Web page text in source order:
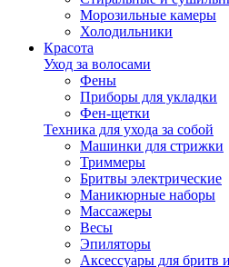
Морозильные камеры
Холодильники
Красота
Уход за волосами
Фены
Приборы для укладки
Фен-щетки
Техника для ухода за собой
Машинки для стрижки
Триммеры
Бритвы электрические
Маникюрные наборы
Массажеры
Весы
Эпиляторы
Аксессуары для бритв